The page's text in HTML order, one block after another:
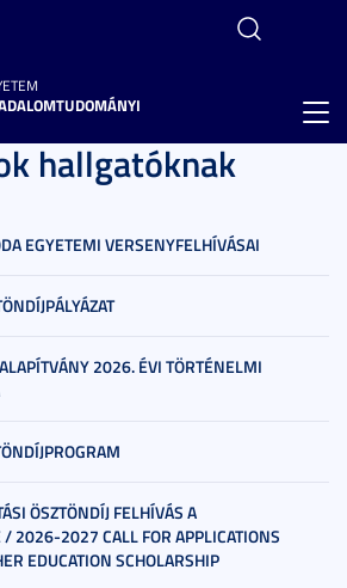
hallgatóknak
EGYETEMI VERSENYFELHÍVÁSAI
2026. ÉVI TÖRTÉNELMI
ÖSZTÖNDÍJ FELHÍVÁS A
2026-2027 CALL FOR APPLICATIONS
EDUCATION SCHOLARSHIP